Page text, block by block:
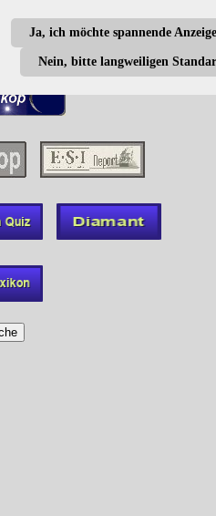
Ja, ich möchte spannende
Nein, bitte langweiligen